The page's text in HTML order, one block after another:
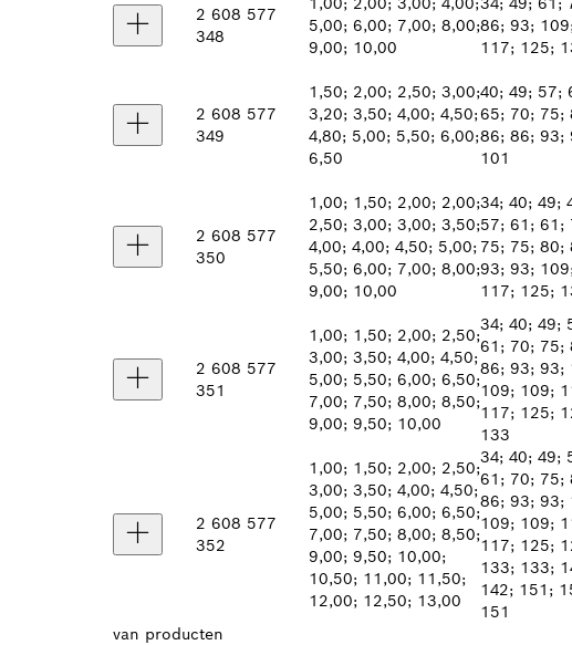
2 608 577
348
5,00; 6,00; 7,00; 8,00;
9,00; 10,00
86; 93;
117; 125;
2 608 577
349
1,50; 2,00; 2,50; 3,00;
3,20; 3,50; 4,00; 4,50;
4,80; 5,00; 5,50; 6,00;
6,50
40; 49; 57;
65; 70; 75;
86; 86; 93;
101
2 608 577
350
1,00; 1,50; 2,00; 2,00;
2,50; 3,00; 3,00; 3,50;
4,00; 4,00; 4,50; 5,00;
5,50; 6,00; 7,00; 8,00;
9,00; 10,00
34; 40; 49;
57; 61; 61;
75; 75; 80;
93; 93;
117; 125;
2 608 577
351
1,00; 1,50; 2,00; 2,50;
3,00; 3,50; 4,00; 4,50;
5,00; 5,50; 6,00; 6,50;
7,00; 7,50; 8,00; 8,50;
9,00; 9,50; 10,00
34; 40; 49;
61; 70; 75;
86; 93; 93;
109; 109;
117; 125;
133
2 608 577
352
1,00; 1,50; 2,00; 2,50;
3,00; 3,50; 4,00; 4,50;
5,00; 5,50; 6,00; 6,50;
7,00; 7,50; 8,00; 8,50;
9,00; 9,50; 10,00;
10,50; 11,00; 11,50;
12,00; 12,50; 13,00
34; 40; 49;
61; 70; 75;
86; 93; 93;
109; 109;
117; 125;
133; 133;
142; 151;
151
van producten